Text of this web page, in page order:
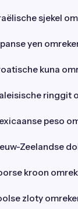
sjekel
yen
kuna
ringgit
peso
Zeelandse
kroon
zloty